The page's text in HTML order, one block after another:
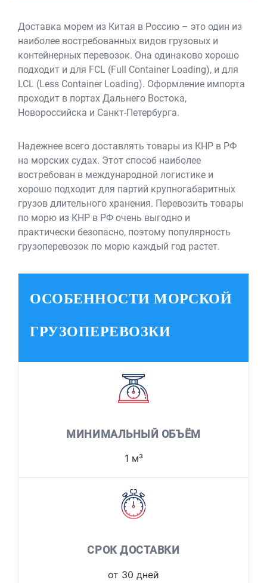
Доставка морем из Китая в Россию – это один из
наиболее востребованных видов грузовых и
контейнерных перевозок. Она одинаково хорошо
подходит и для FCL (Full Container Loading), и для
LCL (Less Container Loading). Оформление импорта
проходит в портах Дальнего Востока,
Новороссийска и Санкт-Петербурга.
Надежнее всего доставлять товары из КНР в РФ
на морских судах. Этот способ наиболее
востребован в международной логистике и
хорошо подходит для партий крупногабаритных
грузов длительного хранения. Перевозить товары
по морю из КНР в РФ очень выгодно и
практически безопасно, поэтому популярность
грузоперевозок по морю каждый год растет.
ОСОБЕННОСТИ МОРСКОЙ
ГРУЗОПЕРЕВОЗКИ
МИНИМАЛЬНЫЙ ОБЪЁМ
1 м³
СРОК ДОСТАВКИ
от 30 дней